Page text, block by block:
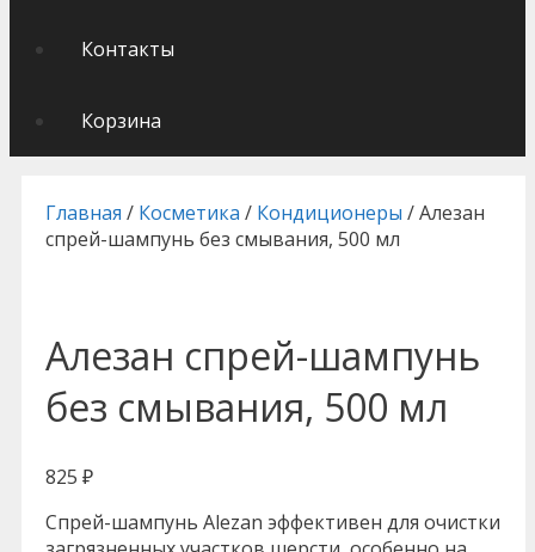
Контакты
Корзина
Главная / Косметика / Кондиционеры / Алезан
спрей-шампунь без смывания, 500 мл
Алезан спрей-шампунь
без смывания, 500 мл
825 ₽
Спрей-шампунь Alezan эффективен для очистки